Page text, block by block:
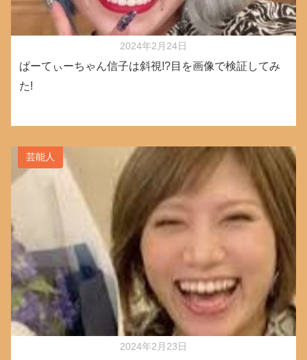
2024年2月24日
ぱーてぃーちゃん信子は斜視!?目を画像で検証してみ
た!
芸能人
2024年2月23日